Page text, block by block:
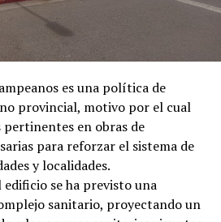
es una política de
provincial, motivo por el cual
pertinentes en obras de
para reforzar el sistema de
y localidades.
se ha previsto una
sanitario, proyectando un